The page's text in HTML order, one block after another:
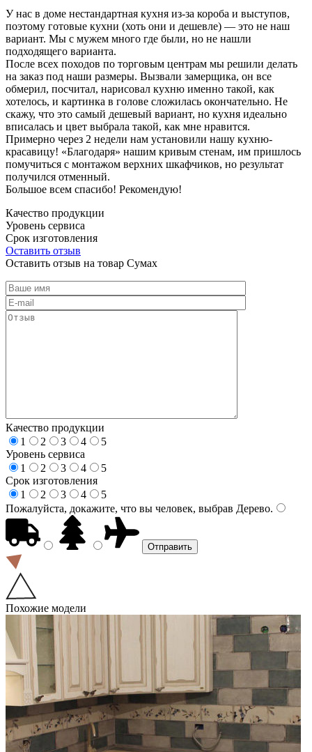
У нас в доме нестандартная кухня из-за короба и выступов,
поэтому готовые кухни (хоть они и дешевле) — это не наш
вариант. Мы с мужем много где были, но не нашли
подходящего варианта.
После всех походов по торговым центрам мы решили делать
на заказ под наши размеры. Вызвали замерщика, он все
обмерил, посчитал, нарисовал кухню именно такой, как
хотелось, и картинка в голове сложилась окончательно. Не
скажу, что это самый дешевый вариант, но кухня идеально
вписалась и цвет выбрала такой, как мне нравится.
Примерно через 2 недели нам установили нашу кухню-
красавицу! «Благодаря» нашим кривым стенам, им пришлось
помучиться с монтажом верхних шкафчиков, но результат
получился отменный.
Большое всем спасибо! Рекомендую!
Качество продукции
Уровень сервиса
Срок изготовления
Оставить отзыв
Оставить отзыв на товар Сумах
Качество продукции
1
2 3 4
5
Уровень сервиса
1
2 3 4
5
Срок изготовления
1
2 3 4
5
Пожалуйста, докажите, что вы человек, выбрав Дерево.
Похожие модели